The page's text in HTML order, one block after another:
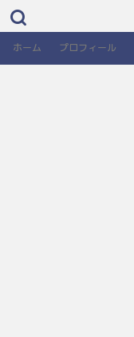
ホーム プロフィール